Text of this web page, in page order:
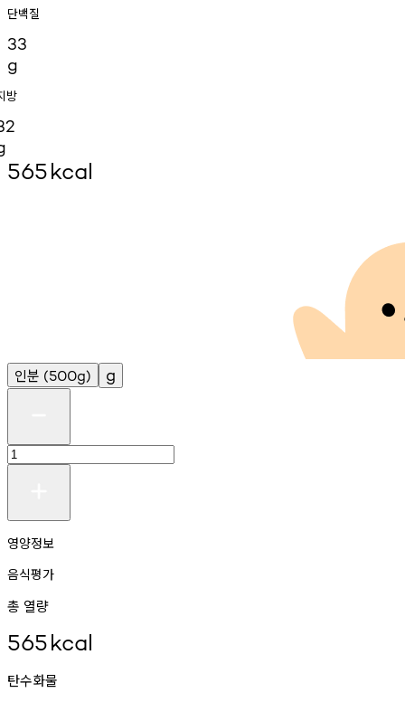
단백질
33
g
방
565kcal
인분 (500g) g
영양정보
음식평가
총 열량
565kcal
탄수화물